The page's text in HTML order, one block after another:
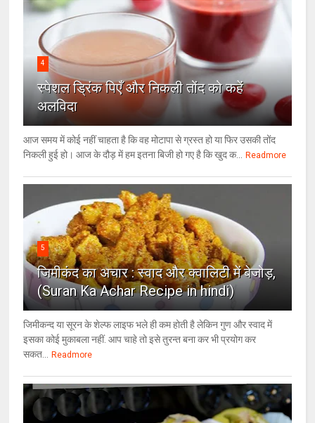
4
स्पेशल ड्रिंक पिएँ और निकली तोंद को कहें
अलविदा
आज समय में कोई नहीं चाहता है कि वह मोटापा से ग्रस्त हो या फिर उसकी तोंद
निकली हुई हो। आज के दौड़ में हम इतना बिजी हो गए है कि खुद क...
Readmore
5
जिमीकंद का अचार : स्वाद और क्वालिटी में बेजोड़,
(Suran Ka Achar Recipe in hindi)
जिमीकन्द या सूरन के शेल्फ लाइफ भले ही कम होती है लेकिन गुण और स्वाद में
इसका कोई मुकाबला नहीं. आप चाहे तो इसे तुरन्त बना कर भी प्रयोग कर
सकत...
Readmore